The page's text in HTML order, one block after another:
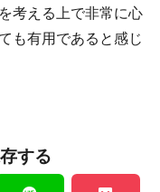
考える上で非常に心
も有用であると感じ
する